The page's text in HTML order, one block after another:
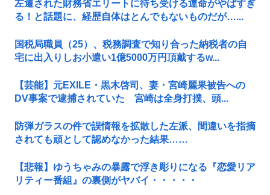
左遷された財務省エリートに待ち受ける運命がやばすぎ
る！と話題に、経歴自体はとんでもないものだが…...
国税局職員（25）、税務調査で知り合った納税者の自
宅に出入りしお小遣い1億5000万円頂戴するw...
【芸能】元EXILE・黒木啓司、妻・宮崎麗果被告への
DV事案で逮捕されていた 宮崎は全身打撲、頭...
防弾ガラスの件で誤情報を拡散した左派、間違いを指摘
されても頑として認めなかった結果……
【悲報】ゆうちゃみの暴露で浮き彫りになる『恋愛リア
リティー番組』の裏側がヤバイ・・・・・